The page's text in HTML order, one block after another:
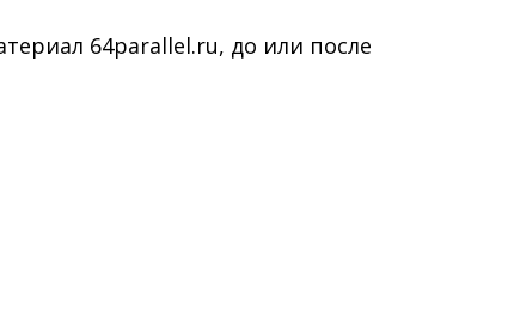
64parallel.ru, до или после